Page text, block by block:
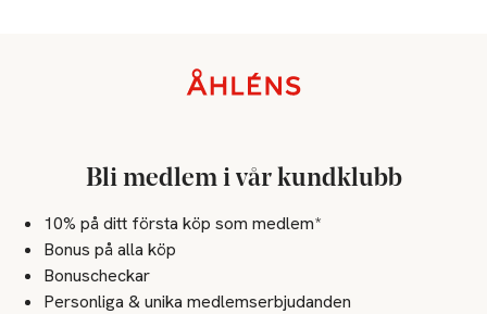
Bli medlem i vår kundklubb
10% på ditt första köp som medlem*
Bonus på alla köp
Bonuscheckar
Personliga & unika medlemserbjudanden